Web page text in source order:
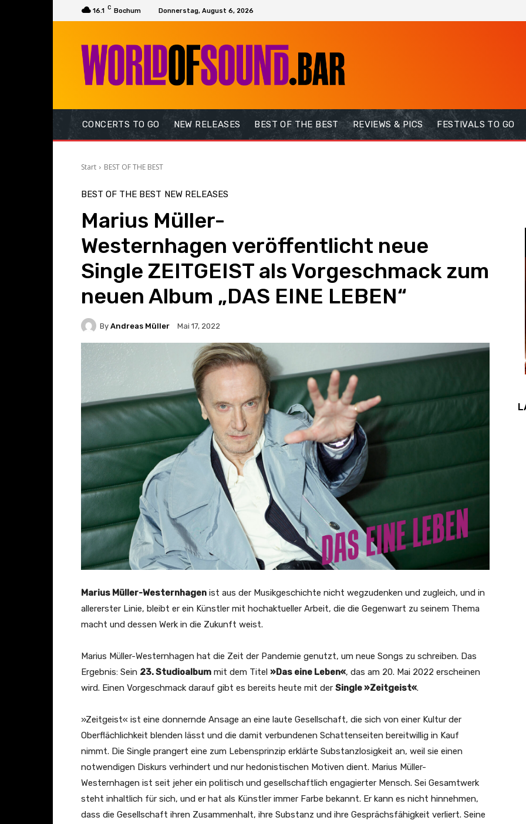
16.1 C Bochum Donnerstag, August 6, 2026
CONCERTS TO GO NEW RELEASES BEST OF THE BEST REVIEWS & PICS FESTIVALS TO GO
Start BEST OF THE BEST
BEST OF THE BEST NEW RELEASES
Marius Müller-
Westernhagen veröffentlicht neue
Single ZEITGEIST als Vorgeschmack zum
neuen Album „DAS EINE LEBEN“
By Andreas Müller Mai 17, 2022
Marius Müller-Westernhagen ist aus der Musikgeschichte nicht wegzudenken und zugleich, und in
allererster Linie, bleibt er ein Künstler mit hochaktueller Arbeit, die die Gegenwart zu seinem Thema
macht und dessen Werk in die Zukunft weist.
Marius Müller-Westernhagen hat die Zeit der Pandemie genutzt, um neue Songs zu schreiben. Das
Ergebnis: Sein 23. Studioalbum mit dem Titel »Das eine Leben«, das am 20. Mai 2022 erscheinen
wird. Einen Vorgeschmack darauf gibt es bereits heute mit der Single »Zeitgeist«.
»Zeitgeist« ist eine donnernde Ansage an eine laute Gesellschaft, die sich von einer Kultur der
Oberflächlichkeit blenden lässt und die damit verbundenen Schattenseiten bereitwillig in Kauf
nimmt. Die Single prangert eine zum Lebensprinzip erklärte Substanzlosigkeit an, weil sie einen
notwendigen Diskurs verhindert und nur hedonistischen Motiven dient. Marius Müller-
Westernhagen ist seit jeher ein politisch und gesellschaftlich engagierter Mensch. Sei Gesamtwerk
steht inhaltlich für sich, und er hat als Künstler immer Farbe bekannt. Er kann es nicht hinnehmen,
dass die Gesellschaft ihren Zusammenhalt, ihre Substanz und ihre Gesprächsfähigkeit verliert. Seine